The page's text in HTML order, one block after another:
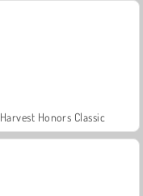
Harvest Honors Classic